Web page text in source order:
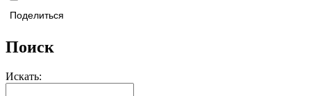
Поделиться
Поиск
Искать: